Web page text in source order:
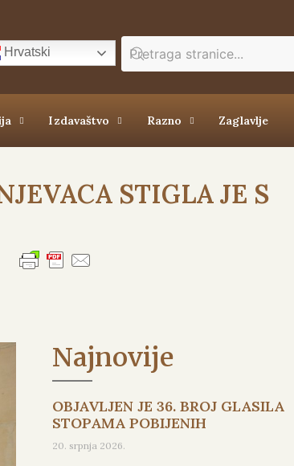
Hrvatski
Izdavaštvo Razno Zaglavlje
STIGLA JE S
Najnovije
OBJAVLJEN JE 36. BROJ GLASILA
STOPAMA POBIJENIH
20. srpnja 2026.